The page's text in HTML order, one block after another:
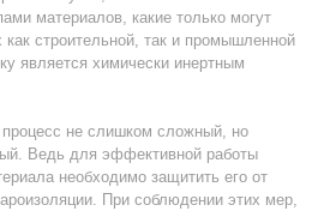
материалов, какие только могут
как строительной, так и промышленной
является химически инертным
процесс не слишком сложный, но
Ведь для эффективной работы
необходимо защитить его от
При соблюдении этих мер,